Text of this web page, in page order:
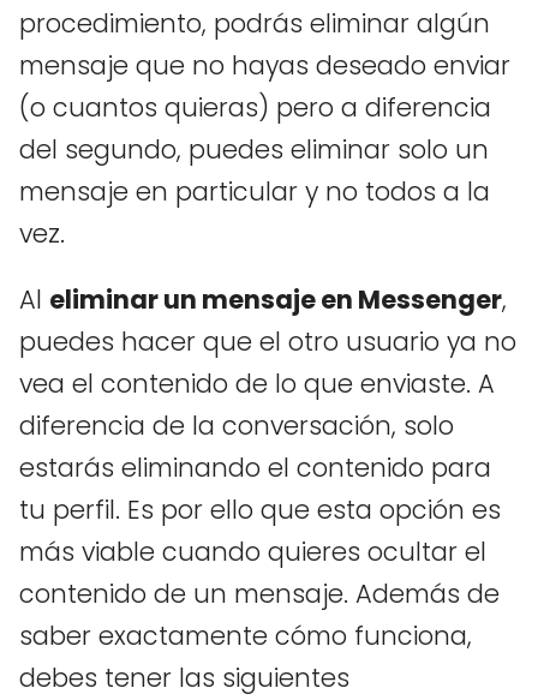
procedimiento, podrás eliminar algún
mensaje que no hayas deseado enviar
(o cuantos quieras) pero a diferencia
del segundo, puedes eliminar solo un
mensaje en particular y no todos a la
vez.
Al eliminar un mensaje en Messenger,
puedes hacer que el otro usuario ya no
vea el contenido de lo que enviaste. A
diferencia de la conversación, solo
estarás eliminando el contenido para
tu perfil. Es por ello que esta opción es
más viable cuando quieres ocultar el
contenido de un mensaje. Además de
saber exactamente cómo funciona,
debes tener las siguientes